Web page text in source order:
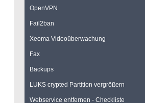
OpenVPN
Fail2ban
Xeoma Videoüberwachung
Fax
Backups
LUKS crypted Partition vergrößern
Webservice entfernen - Checkliste